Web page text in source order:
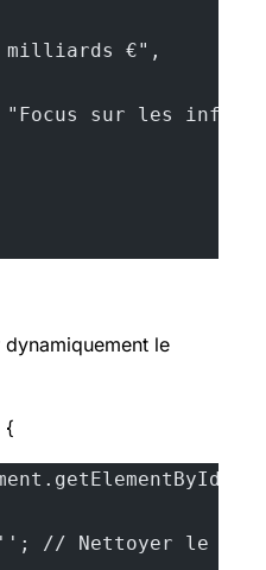
€",
sur les
le
{
''; // Nettoyer le